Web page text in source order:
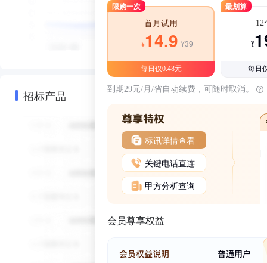
招标产品
限购一次
首月试用
¥14.9 ¥39
每日仅0.48元
最划算
12
¥
每日
到期29元/月/省自动续费，可随时取消。
标讯详情查看
关键电话直连
甲方分析查询
会员尊享权益